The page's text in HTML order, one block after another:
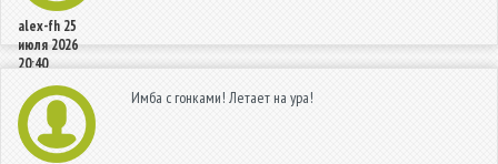
alex-fh 25
июля 2026
20:40
Имба с гонками! Летает на ура!